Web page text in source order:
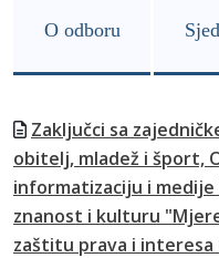
O odboru
Zaključci sa
obitelj, mladež i šport,
informatizaciju i
znanost i kulturu
zaštitu prava i interesa